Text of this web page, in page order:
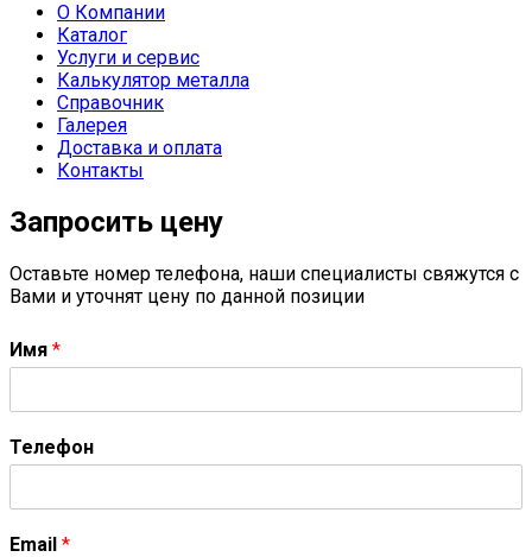
О Компании
Каталог
Услуги и сервис
Калькулятор металла
Справочник
Галерея
Доставка и оплата
Контакты
Запросить цену
Оставьте номер телефона, наши специалисты свяжутся с
Вами и уточнят цену по данной позиции
Имя *
Телефон
Email *